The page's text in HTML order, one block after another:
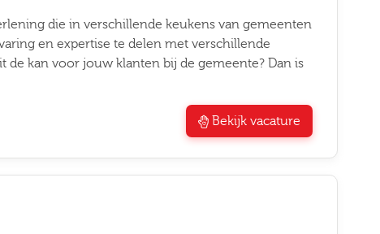
die in verschillende keukens van gemeenten
en expertise te delen met verschillende
de kan voor jouw klanten bij de gemeente? Dan is
Bekijk vacature